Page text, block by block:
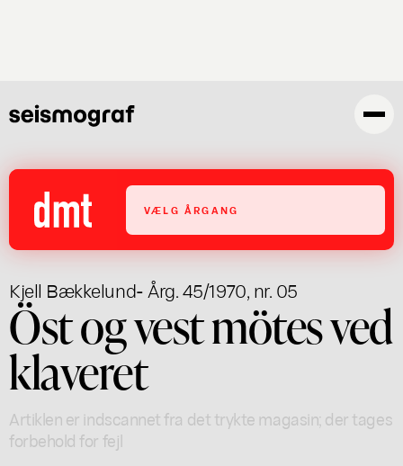
VÆLG ÅRGANG
Kjell Bækkelund- Årg. 45/1970, nr. 05
Öst og vest mötes ved
klaveret
Artiklen er indscannet fra det trykte magasin; der tages
forbehold for fejl